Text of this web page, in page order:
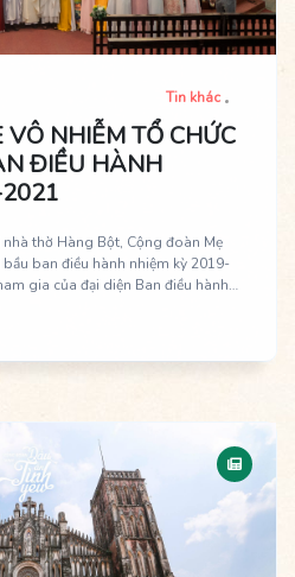
Tin khác
NHIỄM TỔ CHỨC
ĐIỀU HÀNH
thờ Hàng Bột, Cộng đoàn Mẹ
ban điều hành nhiệm kỳ 2019-
gia của đại diện Ban điều hành
chị cựu và các thành viên cộng